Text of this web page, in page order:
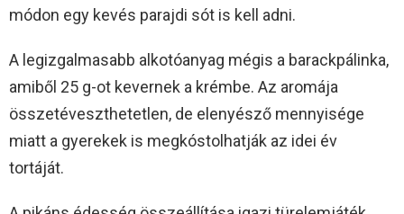
módon egy kevés parajdi sót is kell adni.
A legizgalmasabb alkotóanyag mégis a barackpálinka,
amiből 25 g-ot kevernek a krémbe. Az aromája
összetéveszthetetlen, de elenyésző mennyisége
miatt a gyerekek is megkóstolhatják az idei év
tortáját.